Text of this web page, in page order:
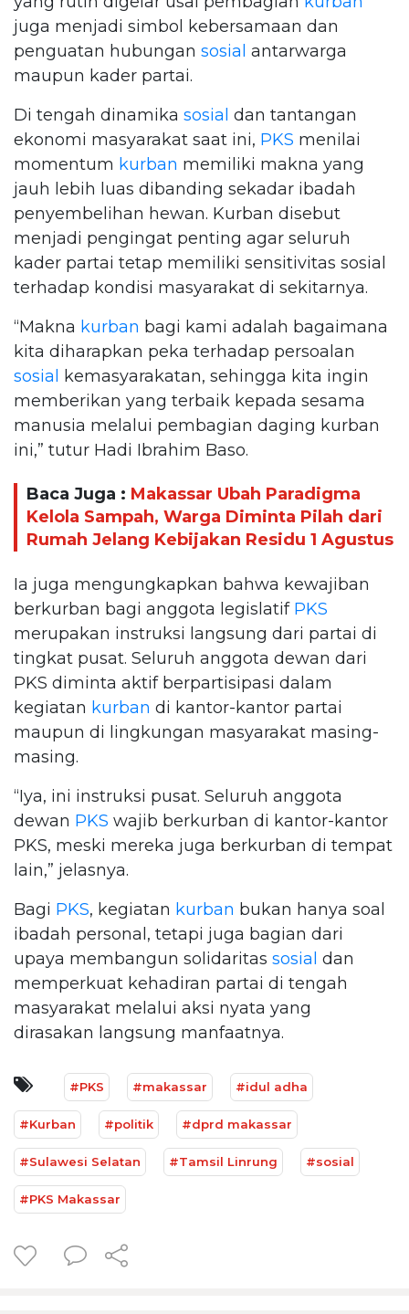
juga menjadi simbol kebersamaan dan
penguatan hubungan sosial antarwarga
maupun kader partai.
Di tengah dinamika sosial dan tantangan
ekonomi masyarakat saat ini, PKS menilai
momentum kurban memiliki makna yang
jauh lebih luas dibanding sekadar ibadah
penyembelihan hewan. Kurban disebut
menjadi pengingat penting agar seluruh
kader partai tetap memiliki sensitivitas sosial
terhadap kondisi masyarakat di sekitarnya.
“Makna kurban bagi kami adalah bagaimana
kita diharapkan peka terhadap persoalan
sosial
kemasyarakatan, sehingga kita ingin
memberikan yang terbaik kepada sesama
manusia melalui pembagian daging kurban
ini,” tutur Hadi Ibrahim Baso.
Baca Juga : Makassar Ubah Paradigma
Kelola Sampah, Warga Diminta Pilah dari
Rumah Jelang Kebijakan Residu 1 Agustus
Ia juga mengungkapkan bahwa kewajiban
berkurban bagi anggota legislatif PKS
merupakan instruksi langsung dari partai di
tingkat pusat. Seluruh anggota dewan dari
PKS diminta aktif berpartisipasi dalam
kegiatan kurban di kantor-kantor partai
maupun di lingkungan masyarakat masing-
masing.
“Iya, ini instruksi pusat. Seluruh anggota
dewan PKS wajib berkurban di kantor-kantor
PKS, meski mereka juga berkurban di tempat
lain,” jelasnya.
Bagi PKS, kegiatan kurban bukan hanya soal
ibadah personal, tetapi juga bagian dari
upaya membangun solidaritas sosial dan
memperkuat kehadiran partai di tengah
masyarakat melalui aksi nyata yang
dirasakan langsung manfaatnya.
#PKS #makassar #idul adha
#Kurban #politik #dprd makassar
#Sulawesi Selatan #Tamsil Linrung #sosial
#PKS Makassar